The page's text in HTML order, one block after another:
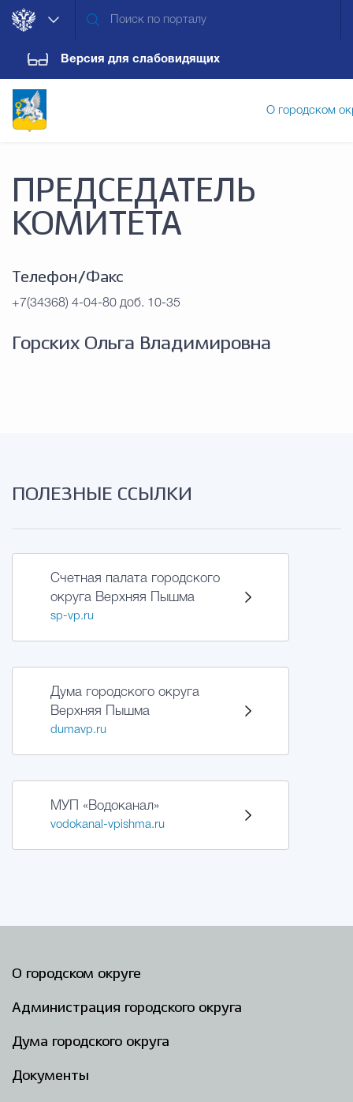
Версия для слабовидящих
О городском
Дума городского округа
Новости
Городская среда
Экономика Муниципальные
ПРЕДСЕДАТЕЛЬ
КОМИТЕТА
Телефон/Факс
+7(34368) 4-04-80 доб. 10-35
Горских Ольга Владимировна
ПОЛЕЗНЫЕ ССЫЛКИ
Счетная палата городского
округа Верхняя Пышма
sp-vp.ru
Дума городского округа
Верхняя Пышма
dumavp.ru
МУП «Водоканал»
vodokanal-vpishma.ru
О городском округе
Администрация городского округа
Дума городского округа
Документы